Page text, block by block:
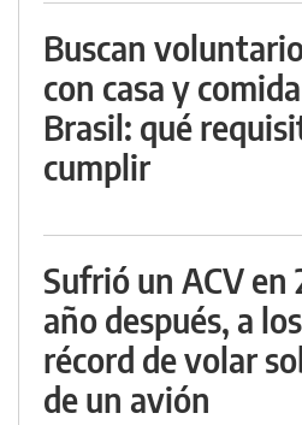
Buscan
con casa y
Brasil: qué
cumplir
Sufrió un ACV en
año después, a
récord de volar
de un avión